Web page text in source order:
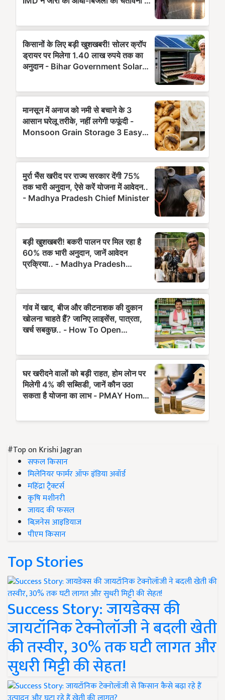
#Top on Krishi Jagran
सफल किसान
मिलेनियर फार्मर ऑफ इंडिया अवॉर्ड
महिंद्रा ट्रैक्टर्स
कृषि मशीनरी
जायद की फसल
बिज़नेस आइडियाज
पीएम किसान
Top Stories
Success Story: जायडेक्स की
जायटॉनिक टेक्नोलॉजी ने बदली खेती
की तस्वीर, 30% तक घटी लागत और
सुधरी मिट्टी की सेहत!